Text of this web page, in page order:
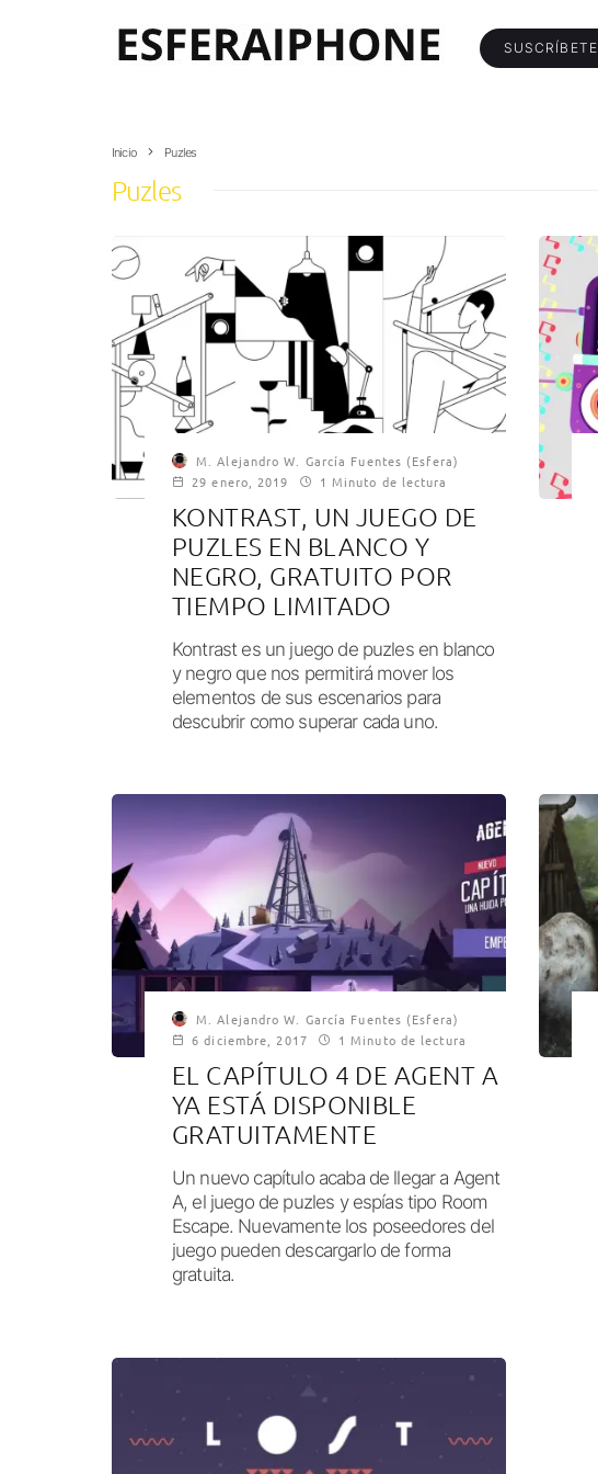
SUSCRÍBETE
Inicio Puzles
Puzles
M. Alejandro W. García Fuentes (Esfera)
29 enero, 2019
1 Minuto de lectura
KONTRAST, UN JUEGO DE
PUZLES EN BLANCO Y
NEGRO, GRATUITO POR
TIEMPO LIMITADO
Kontrast es un juego de puzles en blanco
y negro que nos permitirá mover los
elementos de sus escenarios para
descubrir como superar cada uno.
M. Alejandro W. García Fuentes (Esfera)
6 diciembre, 2017
1 Minuto de lectura
EL CAPÍTULO 4 DE AGENT A
YA ESTÁ DISPONIBLE
GRATUITAMENTE
Un nuevo capítulo acaba de llegar a Agent
A, el juego de puzles y espías tipo Room
Escape. Nuevamente los poseedores del
juego pueden descargarlo de forma
gratuita.